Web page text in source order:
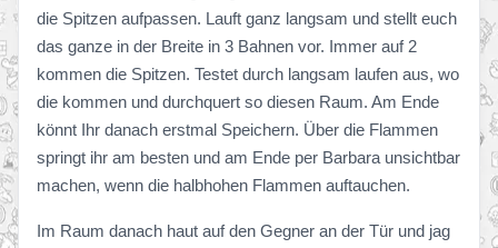
die Spitzen aufpassen. Lauft ganz langsam und stellt euch
das ganze in der Breite in 3 Bahnen vor. Immer auf 2
kommen die Spitzen. Testet durch langsam laufen aus, wo
die kommen und durchquert so diesen Raum. Am Ende
könnt Ihr danach erstmal Speichern. Über die Flammen
springt ihr am besten und am Ende per Barbara unsichtbar
machen, wenn die halbhohen Flammen auftauchen.
Im Raum danach haut auf den Gegner an der Tür und jag